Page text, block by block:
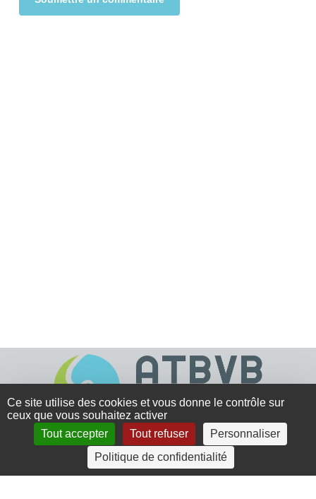
4 rue Crec’h-Ugen
22810 Belle Isle en Terre
Ce site utilise des cookies et vous donne le contrôle sur
ceux que vous souhaitez activer
Tout accepter
Tout refuser
Personnaliser
Politique de confidentialité